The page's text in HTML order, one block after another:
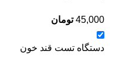
45,000 تومان
دستگاه تست قند خون